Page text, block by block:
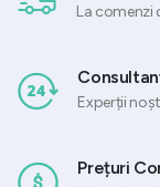
La comenzi
Experții
Prețuri